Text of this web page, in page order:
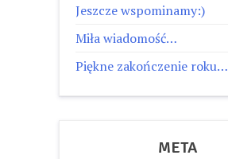
Jeszcze wspominamy:)
Miła wiadomość…
Piękne zakończenie roku…
META